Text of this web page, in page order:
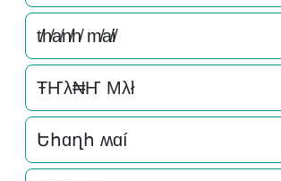
t̸h̸a̸n̸h̸ m̸a̸i̸
ŦҤλ₦Ҥ Mλł
Եհɑղհ ʍɑí